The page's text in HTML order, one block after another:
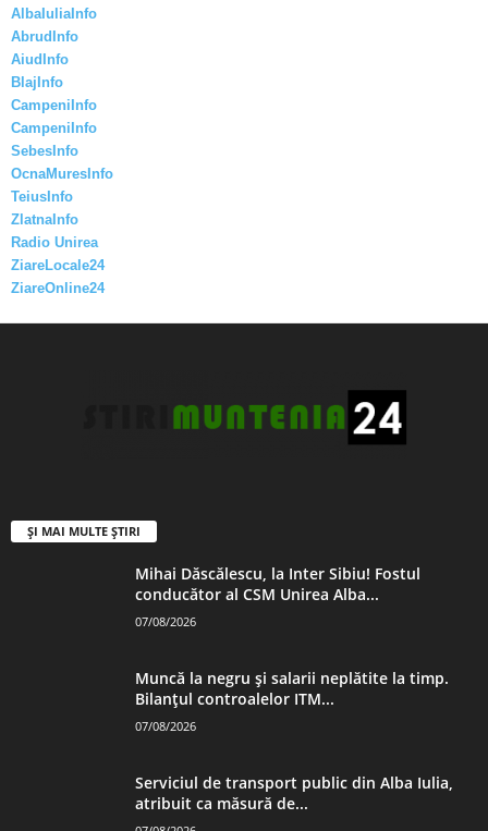
AlbaIuliaInfo
AbrudInfo
AiudInfo
BlajInfo
CampeniInfo
CampeniInfo
SebesInfo
OcnaMuresInfo
TeiusInfo
ZlatnaInfo
Radio Unirea
ZiareLocale24
ZiareOnline24
ȘI MAI MULTE ȘTIRI
Mihai Dăscălescu, la Inter Sibiu! Fostul
conducător al CSM Unirea Alba...
07/08/2026
Muncă la negru și salarii neplătite la timp.
Bilanțul controalelor ITM...
07/08/2026
Serviciul de transport public din Alba Iulia,
atribuit ca măsură de...